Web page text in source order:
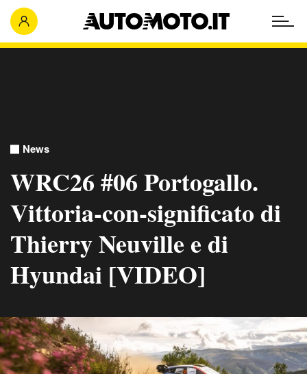
News
WRC26 #06 Portogallo.
Vittoria-con-significato di
Thierry Neuville e di
Hyundai [VIDEO]